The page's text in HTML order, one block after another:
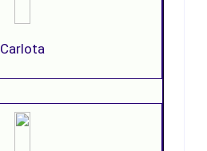
Carlota